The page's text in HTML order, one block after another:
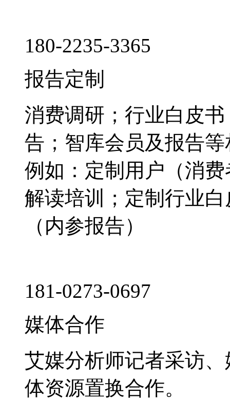
180-2235-3365
报告定制
消费调研；行业白皮
告；智库会员及报告
例如：定制用户（消
解读培训；定制行业
（内参报告）
181-0273-0697
媒体合作
艾媒分析师记者采访
体资源置换合作。